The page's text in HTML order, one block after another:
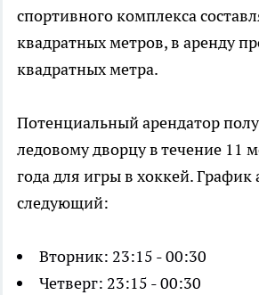
спортивного комплекса
квадратных метров, в аренду
квадратных метра.
Потенциальный арендатор
ледовому дворцу в течение 11
года для игры в хоккей. График
следующий:
Вторник: 23:15 - 00:30
Четверг: 23:15 - 00:30